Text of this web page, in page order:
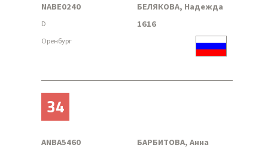
NABE0240 БЕЛЯКОВА, Надежда
D 1616
Оренбург
34
ANBA5460 БАРБИТОВА, Анна